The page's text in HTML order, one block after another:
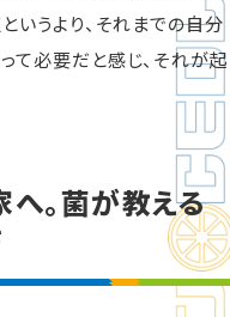
いうより、それまでの自分
て必要だと感じ、それが起
。菌が教える